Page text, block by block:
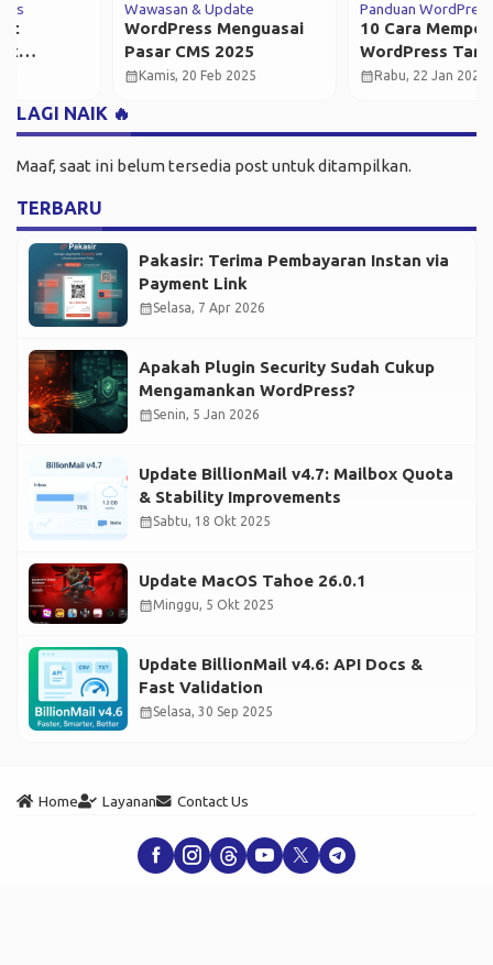
Panduan WordPress
10 Cara Mempercepat
WordPress Tanpa Plugin
Rabu, 22 Jan 2025
Server & Panel
Update BillionMail v4.7:
Mailbox Quota &
Stability Improvements
Sabtu, 18 Okt 2025
LAGI NAIK 🔥
Maaf, saat ini belum tersedia post untuk ditampilkan.
TERBARU
Pakasir: Terima Pembayaran Instan via
Payment Link
calendar_monthSelasa, 7 Apr 2026
Apakah Plugin Security Sudah Cukup
Mengamankan WordPress?
calendar_monthSenin, 5 Jan 2026
Update BillionMail v4.7: Mailbox Quota
& Stability Improvements
calendar_monthSabtu, 18 Okt 2025
Update MacOS Tahoe 26.0.1
calendar_monthMinggu, 5 Okt 2025
Update BillionMail v4.6: API Docs &
Fast Validation
calendar_monthSelasa, 30 Sep 2025
Home Layanan Contact Us